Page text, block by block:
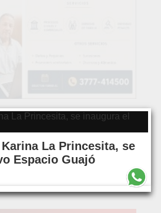
La Princesita, se
Espacio Guajó